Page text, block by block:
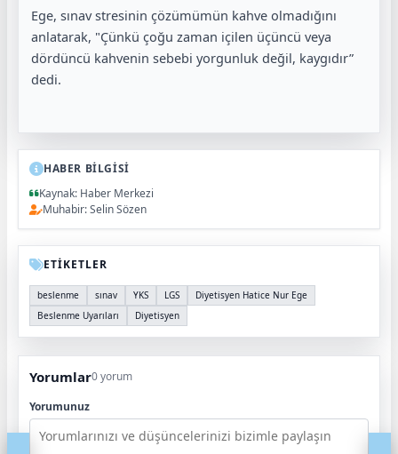
Ege, sınav stresinin çözümümün kahve olmadığını
anlatarak, "Çünkü çoğu zaman içilen üçüncü veya
dördüncü kahvenin sebebi yorgunluk değil, kaygıdır”
dedi.
HABER BİLGİSİ
Kaynak: Haber Merkezi
Muhabir: Selin Sözen
ETİKETLER
beslenme sınav YKS LGS
Diyetisyen Hatice Nur Ege
Beslenme Uyarıları
Diyetisyen
Yorumlar0 yorum
Yorumunuz